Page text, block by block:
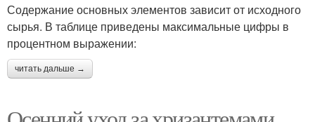
Содержание основных элементов зависит от исходного
сырья. В таблице приведены максимальные цифры в
процентном выражении:
читать дальше →